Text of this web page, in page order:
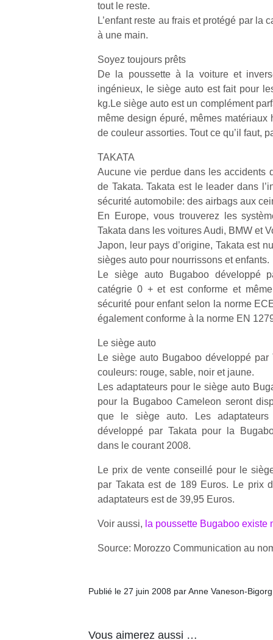
tout le reste.
L’enfant reste au frais et protégé par la
à une main.
Soyez toujours prêts
De la poussette à la voiture et
ingénieux, le siège auto est fait pour
kg.Le siège auto est un complément
même design épuré, mêmes
de couleur assorties. Tout ce qu’il faut,
TAKATA
Aucune vie perdue dans les accidents
de Takata. Takata est le leader dans
sécurité automobile: des airbags aux
En Europe, vous trouverez les
Takata dans les voitures Audi, BMW et
Japon, leur pays d’origine, Takata est
sièges auto pour nourrissons et enfants.
Le siège auto Bugaboo développé
catégrie 0 + et est conforme et
sécurité pour enfant selon la norme
également conforme à la norme EN
Le siège auto
Le siège auto Bugaboo développé
couleurs: rouge, sable, noir et jaune.
Les adaptateurs pour le siège auto
pour la Bugaboo Cameleon seront
que le siège auto. Les
développé par Takata pour la
dans le courant 2008.
Le prix de vente conseillé pour le
par Takata est de 189 Euros. Le prix
adaptateurs est de 39,95 Euros.
Voir aussi, la poussette Bugaboo existe
Source: Morozzo Communication au
Publié le 27 juin 2008 par Anne Vaneson-
Vous aimerez aussi …
à
NextGen,
nouvelle
trottinette
Beeper
Les
enfants
souvent
Varier les
simple.
activité
Des
trampolines
pour les
Durant les
vacances
estivales
retour des
jours, c’est
pour les